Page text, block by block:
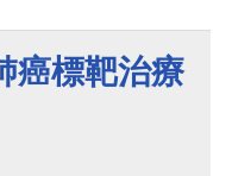
癌標靶治療